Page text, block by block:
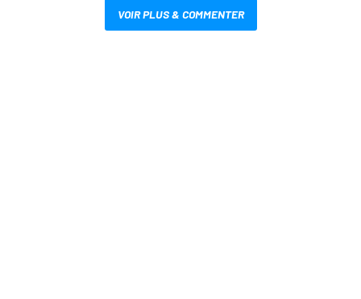
VOIR PLUS & COMMENTER